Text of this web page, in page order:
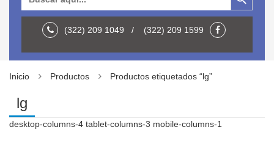
(322) 209 1049 / (322) 209 1599
Inicio Productos Productos etiquetados “lg”
lg
desktop-columns-4 tablet-columns-3 mobile-columns-1